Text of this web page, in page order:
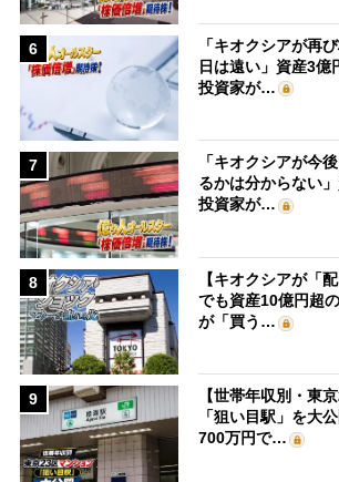
6
「キオクシアが再
日は遠い」資産3億
投資家が…
7
「キオクシアが今
るかは分からない
投資家が…
8
【キオクシアが「
でも資産10億円超
が「買う…
9
【世帯年収別・東
「狙い目駅」を大
700万円で…